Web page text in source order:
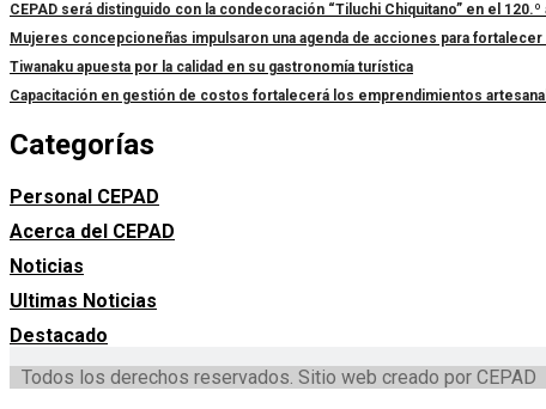
CEPAD será distinguido con la condecoración “Tiluchi Chiquitano” en el
Mujeres concepcioneñas impulsaron una agenda de acciones para
Tiwanaku apuesta por la calidad en su gastronomía turística
Capacitación en gestión de costos fortalecerá los emprendimientos
Categorías
Personal CEPAD
Acerca del CEPAD
Noticias
Ultimas Noticias
Destacado
Todos los derechos reservados. Sitio web creado por CEPAD